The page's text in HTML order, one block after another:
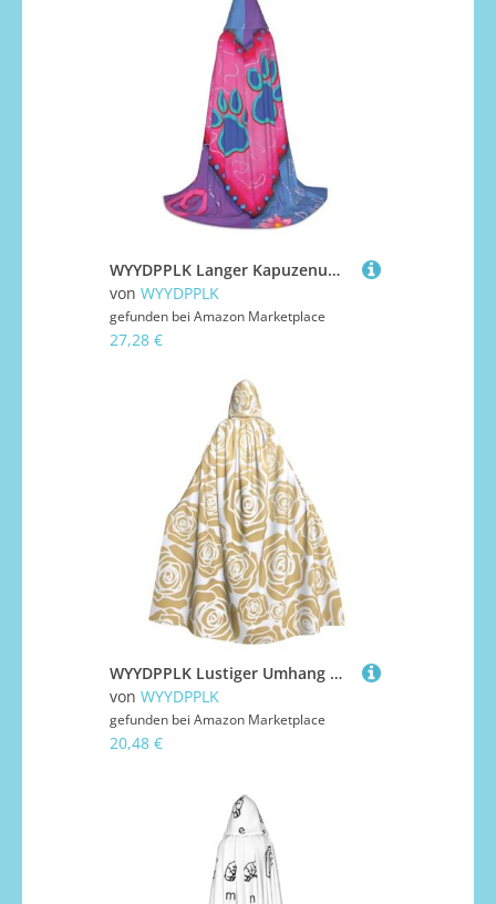
WYYDPPLK Langer Kapuzenumhang für Teenager, Hund, Tier, Krallen-Druck, Cosplay, Rollenparty, Halloween-Kostüme
von WYYDPPLK
gefunden bei Amazon Marketplace
27,28 €
WYYDPPLK Lustiger Umhang mit vielen goldenen Blumen und Kapuze für Erwachsene – Unisex, Halloween, Weihnachten, Cosplay-Umhang
von WYYDPPLK
gefunden bei Amazon Marketplace
20,48 €